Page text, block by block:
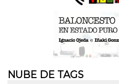
NUBE DE TAGS